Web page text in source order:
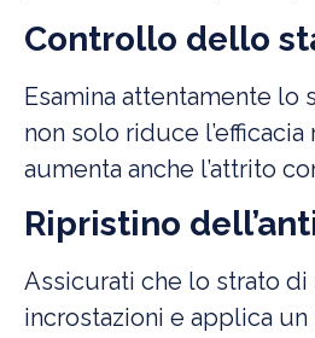
Controllo dello
Esamina attentamente lo
non solo riduce
aumenta anche l’attrito
Ripristino
Assicurati che lo strato di
incrostazioni e applica